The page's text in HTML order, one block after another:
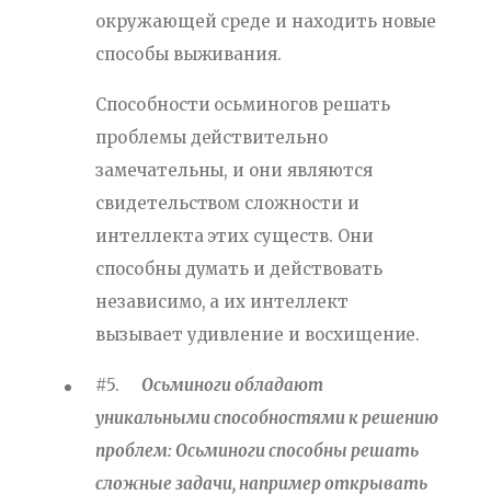
окружающей среде и находить новые
способы выживания.
Способности осьминогов решать
проблемы действительно
замечательны, и они являются
свидетельством сложности и
интеллекта этих существ. Они
способны думать и действовать
независимо, а их интеллект
вызывает удивление и восхищение.
#5. Осьминоги обладают
уникальными способностями к решению
проблем: Осьминоги способны решать
сложные задачи, например открывать